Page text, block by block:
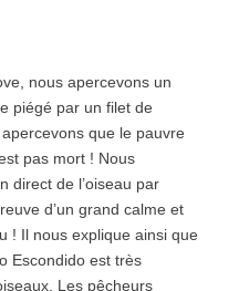
nous apercevons un
piégé par un filet de
que le pauvre
pas mort ! Nous
direct de l’oiseau par
d’un grand calme et
! Il nous explique ainsi que
Escondido est très
Les pêcheurs